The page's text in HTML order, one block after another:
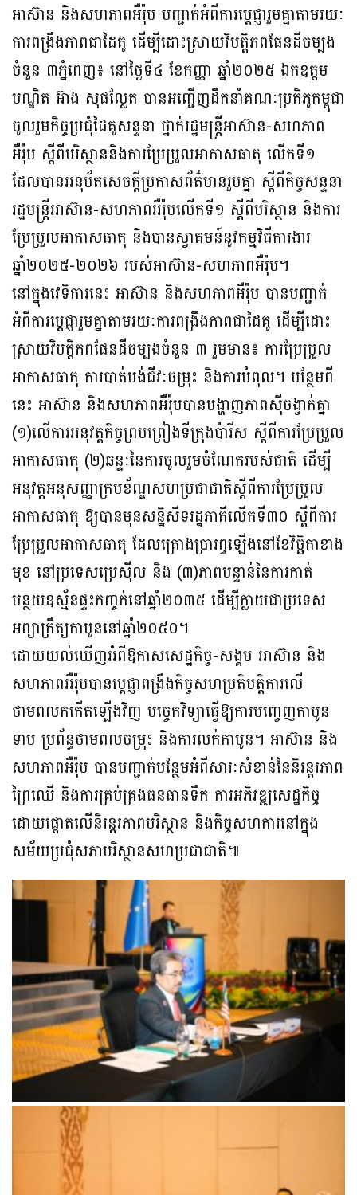
អាស៊ាន និងសហភាពអឺរ៉ុប បញ្ជាក់អំពីការប្តេជ្ញារួមគ្នាតាមរយៈ
ការពង្រឹងភាពជាដៃគូ ដើម្បីដោះស្រាយវិបត្តិភពផែនដីចម្បង
ចំនួន ៣ភ្នំពេញ៖ នៅថ្ងៃទី៤ ខែកញ្ញា ឆ្នាំ២០២៥ ឯកឧត្តម
បណ្ឌិត អ៊ាង សុផល្លែត បានអញ្ជើញដឹកនាំគណៈប្រតិភូកម្ពុជា
ចូលរួមកិច្ចប្រជុំដៃគូសន្ទនា ថ្នាក់រដ្ឋមន្រ្តីអាស៊ាន-សហភាព
អឺរ៉ុប ស្តីពីបរិស្ថាននិងការប្រែប្រួលអាកាសធាតុ លើកទី១
ដែលបានអនុម័តសេចក្តីប្រកាសព័ត៌មានរួមគ្នា ស្តីពីកិច្ចសន្ទនា
រដ្ឋមន្រ្តីអាស៊ាន-សហភាពអឺរ៉ុបលើកទី១ ស្តីពីបរិស្ថាន និងការ
ប្រែប្រួលអាកាសធាតុ និងបានស្វាគមន៍នូវកម្មវិធីការងារ
ឆ្នាំ២០២៥-២០២៦ របស់អាស៊ាន-សហភាពអឺរ៉ុប។
នៅក្នុងវេទិការនេះ អាស៊ាន និងសហភាពអឺរ៉ុប បានបញ្ជាក់
អំពីការប្តេជ្ញារួមគ្នាតាមរយៈការពង្រឹងភាពជាដៃគូ ដើម្បីដោះ
ស្រាយវិបត្តិភពផែនដីចម្បងចំនួន ៣ រួមមាន៖ ការប្រែប្រួល
អាកាសធាតុ ការបាត់បង់ជីវៈចម្រុះ និងការបំពុល។ បន្ថែមពី
នេះ អាស៊ាន និងសហភាពអឺរ៉ុបបានបង្ហាញភាពស៊ីចង្វាក់គ្នា
(១)លើការអនុវត្តកិច្ចព្រមព្រៀងទីក្រុងប៉ារីស ស្តីពីការប្រែប្រួល
អាកាសធាតុ (២)ឆន្ទៈនៃការចូលរួមចំណែករបស់ជាតិ ដើម្បី
អនុវត្ដអនុសញ្ញាក្របខ័ណ្ឌសហប្រជាជាតិស្ដីពីការប្រែប្រួល
អាកាសធាតុ ឱ្យបានមុនសន្និសីទរដ្ឋភាគីលើកទី៣០ ស្តីពីការ
ប្រែប្រួលអាកាសធាតុ ដែលគ្រោងប្រារព្ធឡើងនៅខែវិច្ឆិកាខាង
មុខ នៅប្រទេសប្រេស៊ីល និង (៣)ភាពបន្ទាន់នៃការកាត់
បន្ថយឧស្ម័នផ្ទះកញ្ចក់នៅឆ្នាំ២០៣៥ ដើម្បីក្លាយជាប្រទេស
អព្យាក្រឹត្យកាបូននៅឆ្នាំ២០៥០។
ដោយយល់ឃើញអំពីឱកាសសេដ្ឋកិច្ច-សង្គម អាស៊ាន និង
សហភាពអឺរ៉ុបបានប្តេជ្ញាពង្រឹងកិច្ចសហប្រតិបត្តិការលើ
ថាមពលកកើតឡើងវិញ បច្ចេកវិទ្យាធ្វើឱ្យការបញ្ចេញកាបូន
ទាប ប្រព័ន្ធថាមពលចម្រុះ និងការលក់កាបូន។ អាស៊ាន និង
សហភាពអឺរ៉ុប បានបញ្ជាក់បន្ថែមអំពីសារៈសំខាន់នៃនិរន្តរភាព
ព្រៃឈើ និងការគ្រប់គ្រងធនធានទឹក ការអភិវឌ្ឍសេដ្ឋកិច្ច
ដោយផ្តោតលើនិរន្តរភាពបរិស្ថាន និងកិច្ចសហការនៅក្នុង
សម័យប្រជុំសភាបរិស្ថានសហប្រជាជាតិ៕